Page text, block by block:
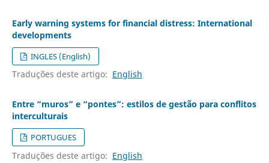
Early warning systems for financial distress: International
developments
INGLES (English)
Traduções deste artigo: English
Entre “muros” e “pontes”: estilos de gestão para conflitos
interculturais
PORTUGUES
Traduções deste artigo: English